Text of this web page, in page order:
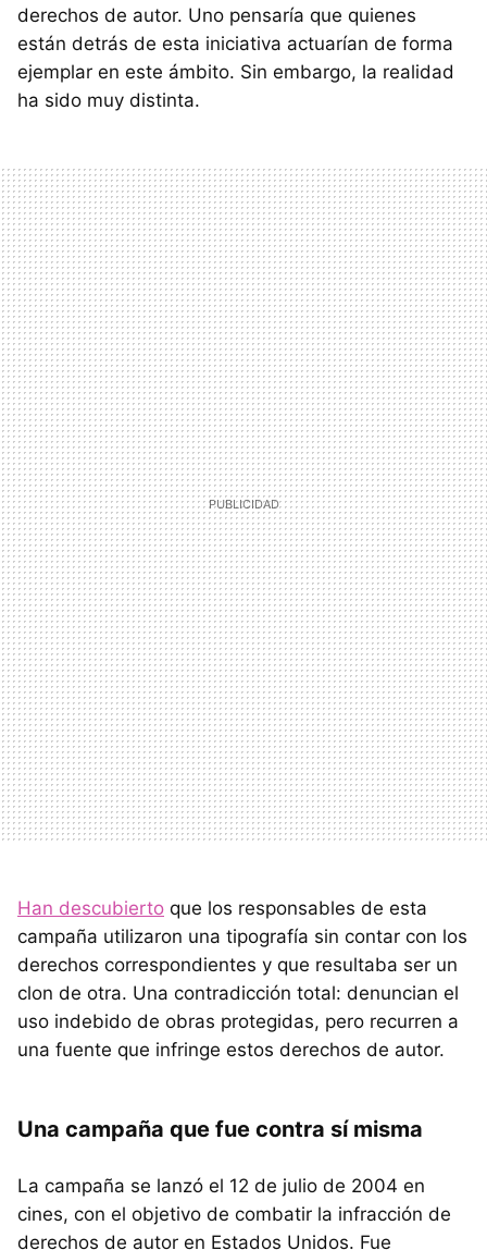
derechos de autor. Uno pensaría que quienes
están detrás de esta iniciativa actuarían de forma
ejemplar en este ámbito. Sin embargo, la realidad
ha sido muy distinta.
Han descubierto que los responsables de esta
campaña utilizaron una tipografía sin contar con los
derechos correspondientes y que resultaba ser un
clon de otra. Una contradicción total: denuncian el
uso indebido de obras protegidas, pero recurren a
una fuente que infringe estos derechos de autor.
Una campaña que fue contra sí misma
La campaña se lanzó el 12 de julio de 2004 en
cines, con el objetivo de combatir la infracción de
derechos de autor en Estados Unidos. Fue